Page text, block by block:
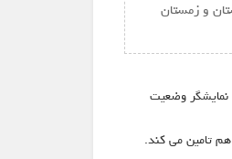
و زمستان
نمایشگر وضعیت
هم تامین می کند.